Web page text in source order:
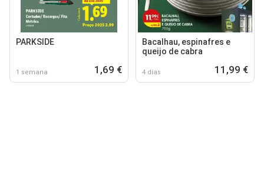
PARKSIDE
1 semana 1,69 €
Bacalhau, espinafres e
queijo de cabra
4 dias 11,99 €